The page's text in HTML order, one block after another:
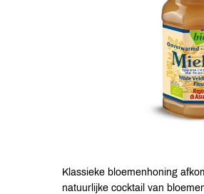
Klassieke bloemenhoning
natuurlijke cocktail van